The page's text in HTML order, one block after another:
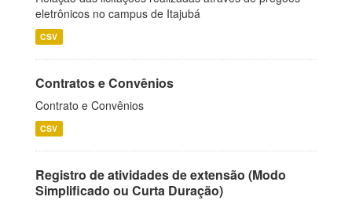
eletrônicos no campus de Itajubá
CSV
Contratos e Convênios
Contrato e Convênios
CSV
Registro de atividades de extensão (Modo
Simplificado ou Curta Duração)